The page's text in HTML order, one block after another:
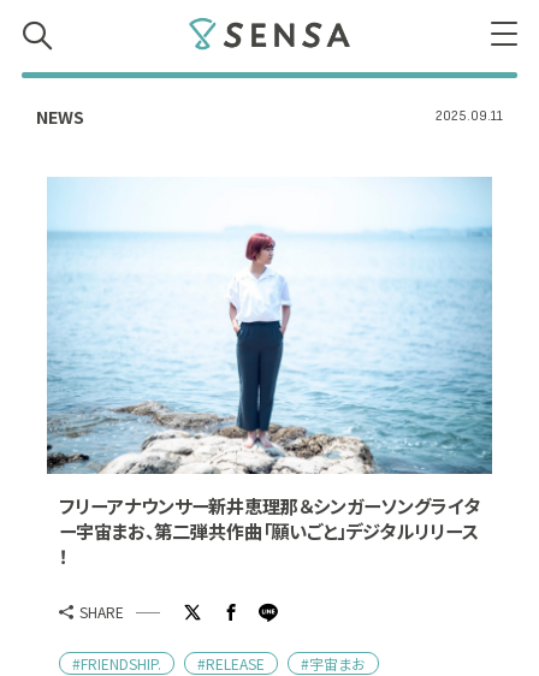
NEWS 2025.09.11
フリーアナウンサー新井恵理那＆シンガーソングライタ
ー宇宙まお、第二弾共作曲「願いごと」デジタルリリース
！
SHARE
#FRIENDSHIP. #RELEASE
#宇宙まお